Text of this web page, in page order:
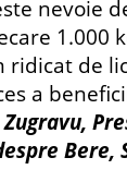
nevoie
1.000
ridicat de
a
Bere,